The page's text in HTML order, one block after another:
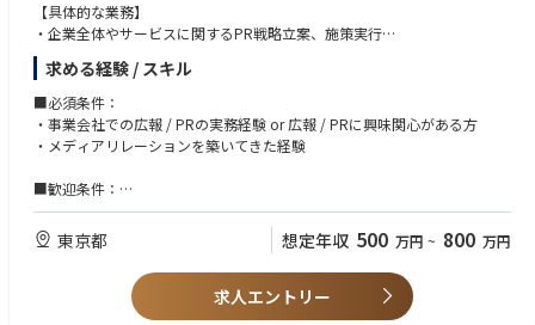
【具体的な業務】
・企業全体やサービスに関するPR戦略立案、施策実行
・プレスリリース作成
・メディアリレーション
・アンケートツールを活用した市場調査
・役員や社員のイベント登壇や取材サポート
・各媒体の調査、クリッピング、分析
・HRと連携した採用広報の設計と実行
【特徴】
・「広報」と「採用」を一つのチームとし、協力しながら業務に取り組ん
・少数精鋭のため個人の意見や取り組みがダイレクトに反映される環境で
求める経験 / スキル
■必須条件：
・事業会社での広報 / PRの実務経験 or 広報 / PRに興味関心がある方
・メディアリレーションを築いてきた経験
■歓迎条件：
・採用広報にまつわる知見や経験をお持ちの方
・ToCビジネスでの実務経験
・不動産業界での実務経験
・スタートアップ特有の変化やスピード感を楽しめる方
・宅地建物取引士資格をお持ちの方
東京都 想定年収 500 万円 ~ 800 万円
求人エントリー